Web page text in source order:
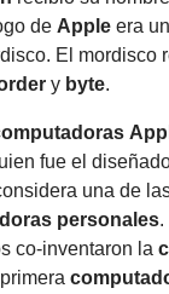
de Apple era
El mordisco
y byte.
fue el
una de
personales.
co-inventaron la